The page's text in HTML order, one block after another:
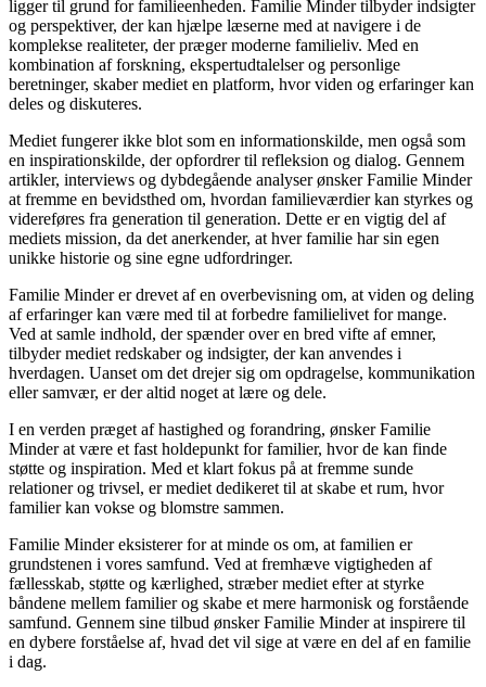
ligger til grund for familieenheden. Familie Minder tilbyder indsigter
og perspektiver, der kan hjælpe læserne med at navigere i de
komplekse realiteter, der præger moderne familieliv. Med en
kombination af forskning, ekspertudtalelser og personlige
beretninger, skaber mediet en platform, hvor viden og erfaringer kan
deles og diskuteres.
Mediet fungerer ikke blot som en informationskilde, men også som
en inspirationskilde, der opfordrer til refleksion og dialog. Gennem
artikler, interviews og dybdegående analyser ønsker Familie Minder
at fremme en bevidsthed om, hvordan familieværdier kan styrkes og
videreføres fra generation til generation. Dette er en vigtig del af
mediets mission, da det anerkender, at hver familie har sin egen
unikke historie og sine egne udfordringer.
Familie Minder er drevet af en overbevisning om, at viden og deling
af erfaringer kan være med til at forbedre familielivet for mange.
Ved at samle indhold, der spænder over en bred vifte af emner,
tilbyder mediet redskaber og indsigter, der kan anvendes i
hverdagen. Uanset om det drejer sig om opdragelse, kommunikation
eller samvær, er der altid noget at lære og dele.
I en verden præget af hastighed og forandring, ønsker Familie
Minder at være et fast holdepunkt for familier, hvor de kan finde
støtte og inspiration. Med et klart fokus på at fremme sunde
relationer og trivsel, er mediet dedikeret til at skabe et rum, hvor
familier kan vokse og blomstre sammen.
Familie Minder eksisterer for at minde os om, at familien er
grundstenen i vores samfund. Ved at fremhæve vigtigheden af
fællesskab, støtte og kærlighed, stræber mediet efter at styrke
båndene mellem familier og skabe et mere harmonisk og forstående
samfund. Gennem sine tilbud ønsker Familie Minder at inspirere til
en dybere forståelse af, hvad det vil sige at være en del af en familie
i dag.